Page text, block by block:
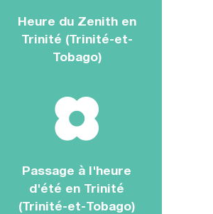
Heure du Zenith en
Trinité (Trinité-et-
Tobago)
Passage à l'heure
d'été en Trinité
(Trinité-et-Tobago)